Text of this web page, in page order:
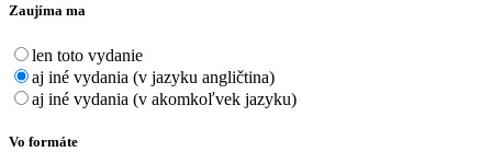
Zaujíma ma
len toto vydanie
aj iné vydania (v jazyku angličtina)
aj iné vydania (v akomkoľvek jazyku)
Vo formáte